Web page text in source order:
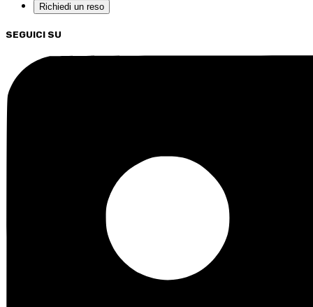
Richiedi un reso
SEGUICI SU